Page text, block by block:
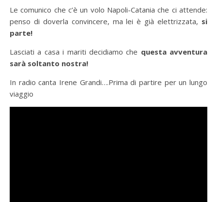
Le comunico che c’è un volo Napoli-Catania che ci attende:
penso di doverla convincere, ma lei è già elettrizzata, si
parte!
Lasciati a casa i mariti decidiamo che questa avventura
sarà soltanto nostra!
In radio canta Irene Grandi….Prima di partire per un lungo
viaggio